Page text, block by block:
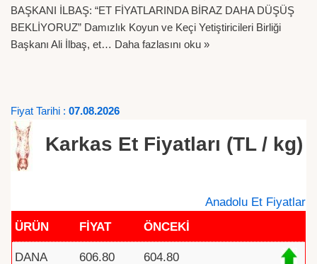
BAŞKANI İLBAŞ: “ET FİYATLARINDA BİRAZ DAHA DÜŞÜŞ
BEKLİYORUZ” Damızlık Koyun ve Keçi Yetiştiricileri Birliği
Başkanı Ali İlbaş, et… Daha fazlasını oku »
Fiyat Tarihi : 07.08.2026
Karkas Et Fiyatları (TL / kg)
Anadolu Et Fiyatlar
ÜRÜN
FİYAT ÖNCEKİ
DANA
606.80 604.80